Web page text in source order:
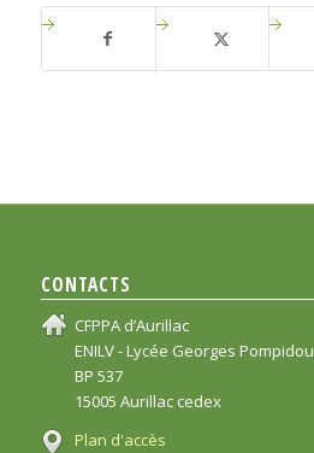
CONTACTS
CFPPA d’Aurillac
ENILV - Lycée Georges Pompidou
BP 537
15005 Aurillac cedex
Plan d'accès